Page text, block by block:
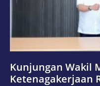
Kunjungan Wakil
Ketenagakerjaan